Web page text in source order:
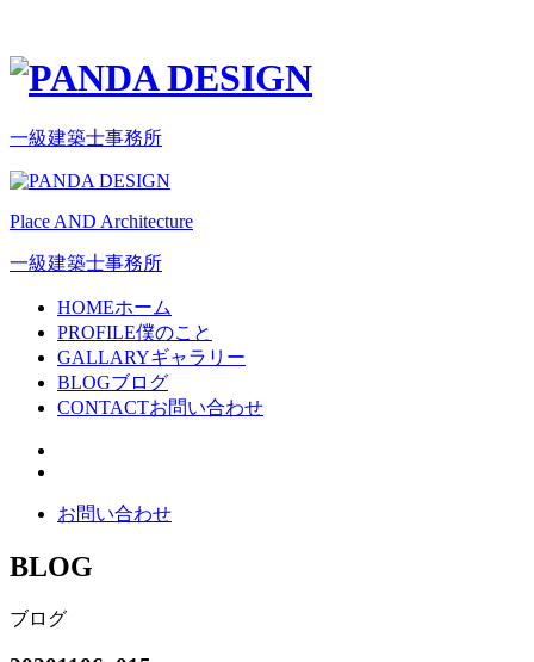
一級建築士事務所
Place AND Architecture
一級建築士事務所
HOMEホーム
PROFILE僕のこと
GALLARYギャラリー
BLOGブログ
CONTACTお問い合わせ
お問い合わせ
BLOG
ブログ